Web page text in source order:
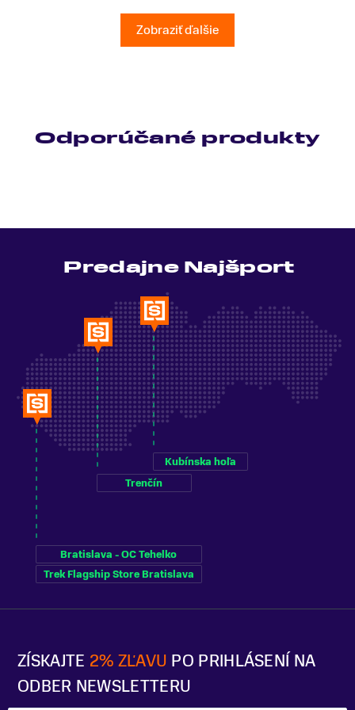
Ešte raz ďakujem.Zobraziť ďalšie
Odporúčané produkty
ZÍSKAJTE 2% ZĽAVU PO PRIHLÁSENÍ NA
ODBER NEWSLETTERU
Predajne Najšport
Bratislava - OC Tehelko
Trek Flagship Store Bratislava
Trenčín
Kubínska hoľa